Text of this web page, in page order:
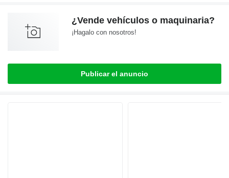
¿Vende vehículos o maquinaria?
¡Hagalo con nosotros!
Publicar el anuncio